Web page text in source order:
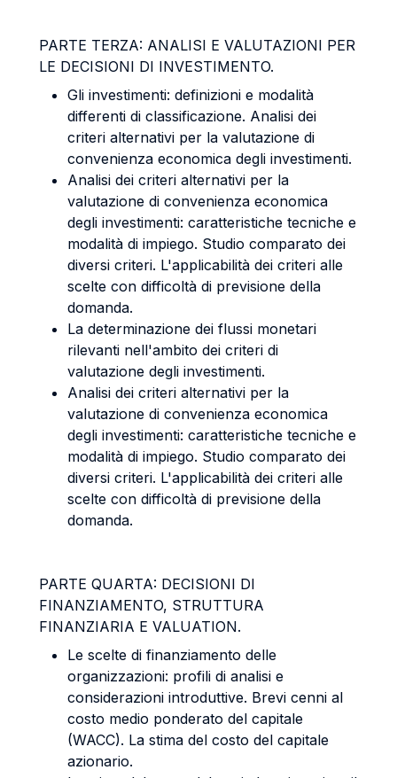
PARTE TERZA: ANALISI E VALUTAZIONI PER
LE DECISIONI DI INVESTIMENTO.
Gli investimenti: definizioni e modalità
differenti di classificazione. Analisi dei
criteri alternativi per la valutazione di
convenienza economica degli investimenti.
Analisi dei criteri alternativi per la
valutazione di convenienza economica
degli investimenti: caratteristiche tecniche e
modalità di impiego. Studio comparato dei
diversi criteri. L'applicabilità dei criteri alle
scelte con difficoltà di previsione della
domanda.
La determinazione dei flussi monetari
rilevanti nell'ambito dei criteri di
valutazione degli investimenti.
Analisi dei criteri alternativi per la
valutazione di convenienza economica
degli investimenti: caratteristiche tecniche e
modalità di impiego. Studio comparato dei
diversi criteri. L'applicabilità dei criteri alle
scelte con difficoltà di previsione della
domanda.
PARTE QUARTA: DECISIONI DI
FINANZIAMENTO, STRUTTURA
FINANZIARIA E VALUATION.
Le scelte di finanziamento delle
organizzazioni: profili di analisi e
considerazioni introduttive. Brevi cenni al
costo medio ponderato del capitale
(WACC). La stima del costo del capitale
azionario.